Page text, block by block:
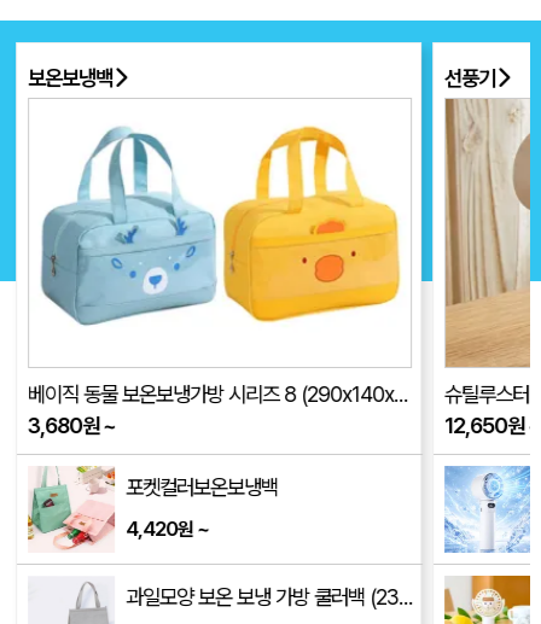
선풍기
슈틸루스터 ST-SF110 터빈 미니 손 선풍기(품절)
12,650원~
냉각쿨링팬 휴대용 에어컨 핸디 선풍기
15,100원 ~
[마루는강쥐] 휴대용 미니 선풍기(품절)
부채
반투명 막
245원~